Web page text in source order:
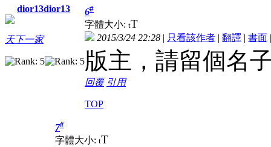
dior13dior13
天下一家
6#
字體大小: tT
2015/3/24 22:28 | 只看該作者 | 翻譯 | 書面
版主，請留個名
回覆 引用
TOP
7#
字體大小: tT